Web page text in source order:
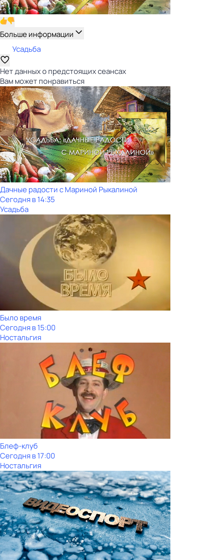
Больше информации
Усадьба
Нет данных о предстоящих сеансах
Вам может понравиться
Дачные радости с Мариной Рыкалиной
Сегодня в 14:35
Усадьба
Было время
Сегодня в 15:00
Ностальгия
Блеф-клуб
Сегодня в 17:00
Ностальгия